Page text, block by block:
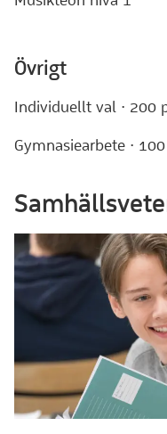
Övrigt
Individuellt val · 200
Gymnasiearbete ·